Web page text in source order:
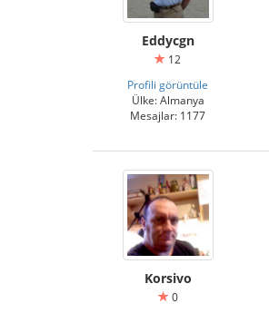
Eddycgn
12
Profili görüntüle
Ülke: Almanya
Mesajlar: 1177
Korsivo
0